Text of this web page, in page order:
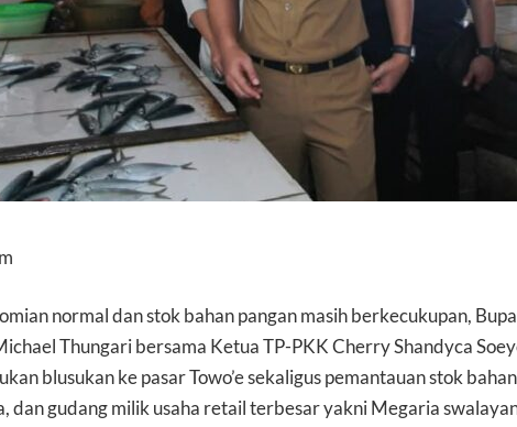
normal dan stok bahan pangan masih berkecukupan,
Thungari bersama Ketua TP-PKK Cherry Shandyca
blusukan ke pasar Towo’e sekaligus pemantauan stok
dan gudang milik usaha retail terbesar yakni Megaria